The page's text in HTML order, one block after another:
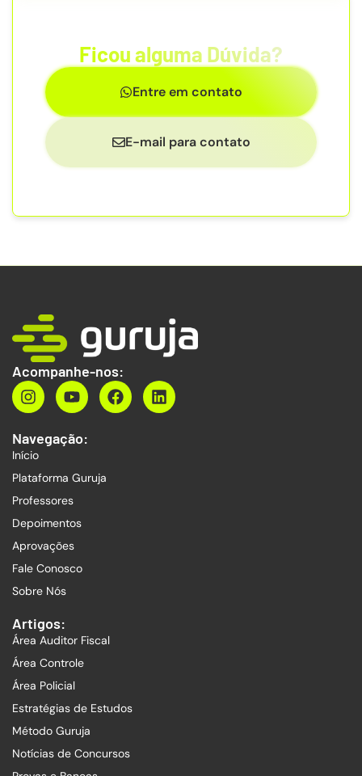
Ficou alguma Dúvida?
Entre em contato
E-mail para contato
Acompanhe-nos:
Navegação:
Início
Plataforma Guruja
Professores
Depoimentos
Aprovações
Fale Conosco
Sobre Nós
Artigos:
Área Auditor Fiscal
Área Controle
Área Policial
Estratégias de Estudos
Método Guruja
Notícias de Concursos